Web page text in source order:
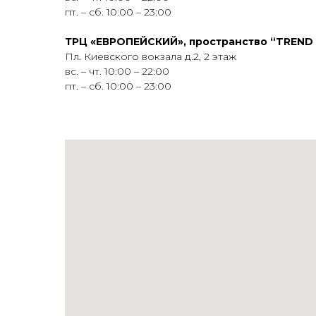
пт. – сб. 10:00 – 23:00
ТРЦ «ЕВРОПЕЙСКИЙ», пространство “TREND
Пл. Киевского вокзала д.2, 2 этаж
вс. – чт. 10:00 – 22:00
пт. – сб. 10:00 – 23:00